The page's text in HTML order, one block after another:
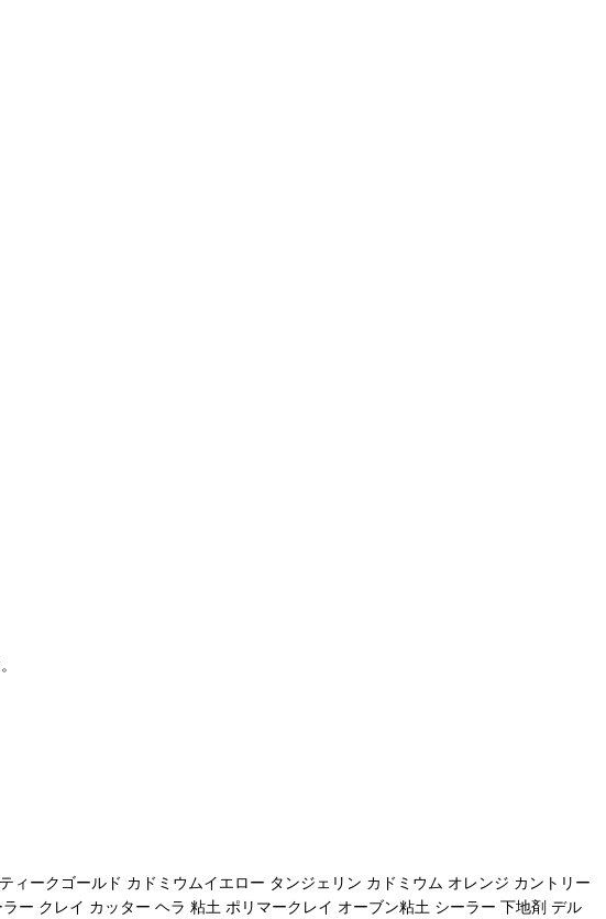
ークゴールド カドミウムイエロー タンジェリン カドミウム オレンジ カントリー
ー クレイ カッター ヘラ 粘土 ポリマークレイ オーブン粘土 シーラー 下地剤 デル